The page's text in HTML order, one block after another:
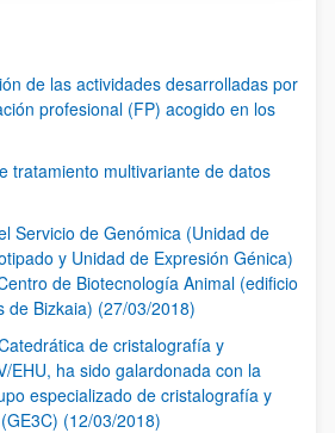
de las actividades desarrolladas por
profesional (FP) acogido en los
tratamiento multivariante de datos
Servicio de Genómica (Unidad de
y Unidad de Expresión Génica)
de Biotecnología Animal (edificio
de Bizkaia) (27/03/2018)
de cristalografía y
EHU, ha sido galardonada con la
especializado de cristalografía y
(12/03/2018)